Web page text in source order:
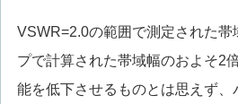
VSWR=2.0の範囲で測定された帯
プで計算された帯域幅のおよそ2
能を低下させるものとは思えず、